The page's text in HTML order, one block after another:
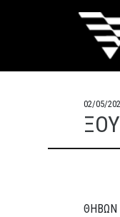
02/05/
ΘΗΒΩΝ